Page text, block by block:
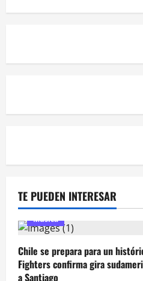
TE PUEDEN INTERESAR
Música
Chile se prepara para un
Fighters confirma gira
a Santiago